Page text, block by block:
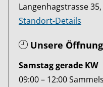
Langenhagstrasse
Standort-Details
Unsere
Samstag gerade KW
09:00 – 12:00